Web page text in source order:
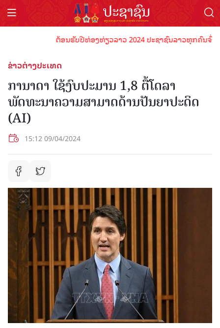
ຕ້ອນຮັບປີທ່ອງທ່ຽວລາວ 2024 ປະຊາຊົນລາວທຸກຄົນຈົ່ງ
ຂ່າວຕ່າງປະເທດ
ການາດາ ໃຊ້ງົບປະມານ 1,8 ຕື້ໂດລາ
ພັດທະນາຄວາມສາມາດດ້ານປັນຍາປະດິດ
(AI)
15:12 09/04/2024